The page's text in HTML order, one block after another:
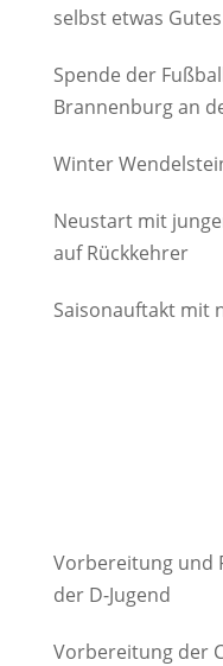
selbst etwas Gutes
Spende der
Brannenburg an
Winter
Neustart mit
auf Rückkehrer
Saisonauftakt mit
Vorbereitung und
der D-Jugend
Vorbereitung der